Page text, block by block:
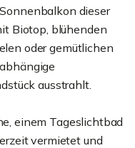
dieser
Biotop, blühenden
oder gemütlichen
ausstrahlt.
einem Tageslichtbad
vermietet und